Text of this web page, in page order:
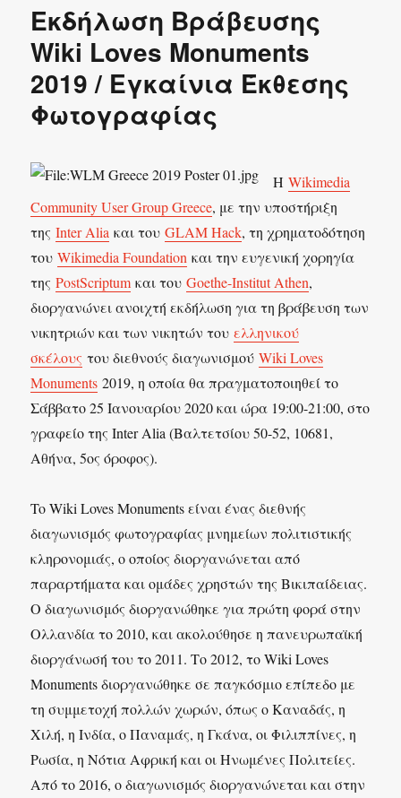
Εκδήλωση Βράβευσης
Wiki Loves Monuments
2019 / Εγκαίνια Έκθεσης
Φωτογραφίας
ΗWikimedia
Community User Group Greece, με την υποστήριξη
τηςInter Alia και τουGLAM Hack, τη χρηματοδότηση
τουWikimedia Foundation και την ευγενική χορηγία
τηςPostScriptum και τουGoethe-Institut Athen,
διοργανώνει ανοιχτή εκδήλωση για τη βράβευση των
νικητριών και των νικητών τουελληνικού
σκέλους του διεθνούς διαγωνισμούWiki Loves
Monuments 2019, η οποία θα πραγματοποιηθεί το
Σάββατο 25 Ιανουαρίου 2020 και ώρα 19:00-21:00, στο
γραφείο της Inter Alia (Βαλτετσίου 50-52, 10681,
Αθήνα, 5ος όροφος).
To Wiki Loves Monuments είναι ένας διεθνής
διαγωνισμός φωτογραφίας μνημείων πολιτιστικής
κληρονομιάς, ο οποίος διοργανώνεται από
παραρτήματα και ομάδες χρηστών της Βικιπαίδειας.
Ο διαγωνισμός διοργανώθηκε για πρώτη φορά στην
Ολλανδία το 2010, και ακολούθησε η πανευρωπαϊκή
διοργάνωσή του το 2011. Το 2012, το Wiki Loves
Monuments διοργανώθηκε σε παγκόσμιο επίπεδο με
τη συμμετοχή πολλών χωρών, όπως ο Καναδάς, η
Χιλή, η Ινδία, ο Παναμάς, η Γκάνα, οι Φιλιππίνες, η
Ρωσία, η Νότια Αφρική και οι Ηνωμένες Πολιτείες.
Από το 2016, ο διαγωνισμός διοργανώνεται και στην